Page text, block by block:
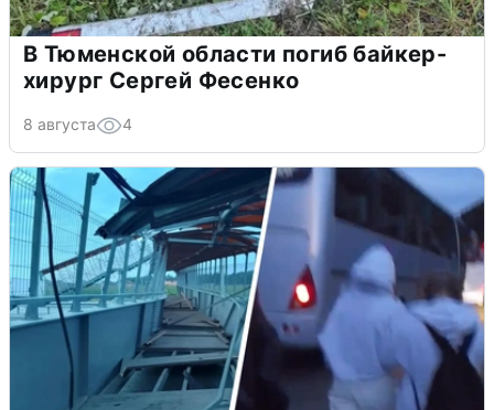
В Тюменской области погиб байкер-
хирург Сергей Фесенко
8 августа 4